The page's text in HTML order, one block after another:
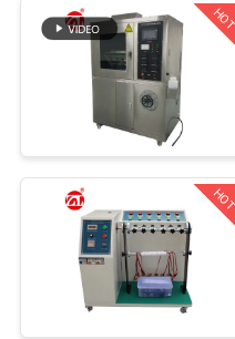
VÍDEOS
SOBRE
NÓS
EXCURSÃO
FÁBRICA
borracha
máquina
imprensa
HOT
HOT